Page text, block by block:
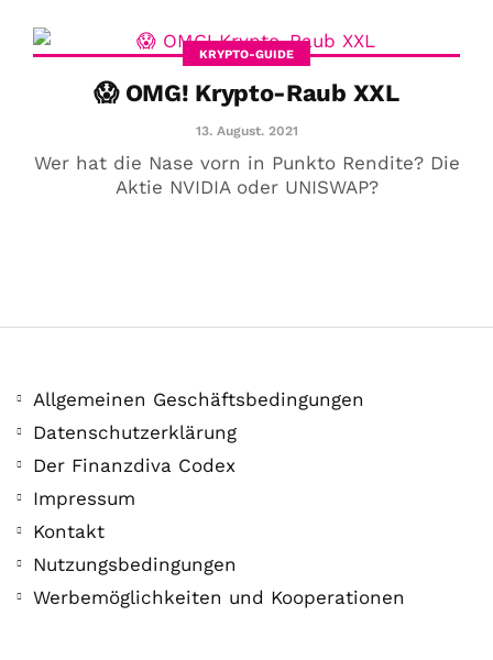
KRYPTO-GUIDE
😱 OMG! Krypto-Raub XXL
13. August. 2021
Wer hat die Nase vorn in Punkto Rendite? Die
Aktie NVIDIA oder UNISWAP?
Allgemeinen Geschäftsbedingungen
Datenschutzerklärung
Der Finanzdiva Codex
Impressum
Kontakt
Nutzungsbedingungen
Werbemöglichkeiten und Kooperationen
COMMUNITY
Der Leserbrief der
Woche #2